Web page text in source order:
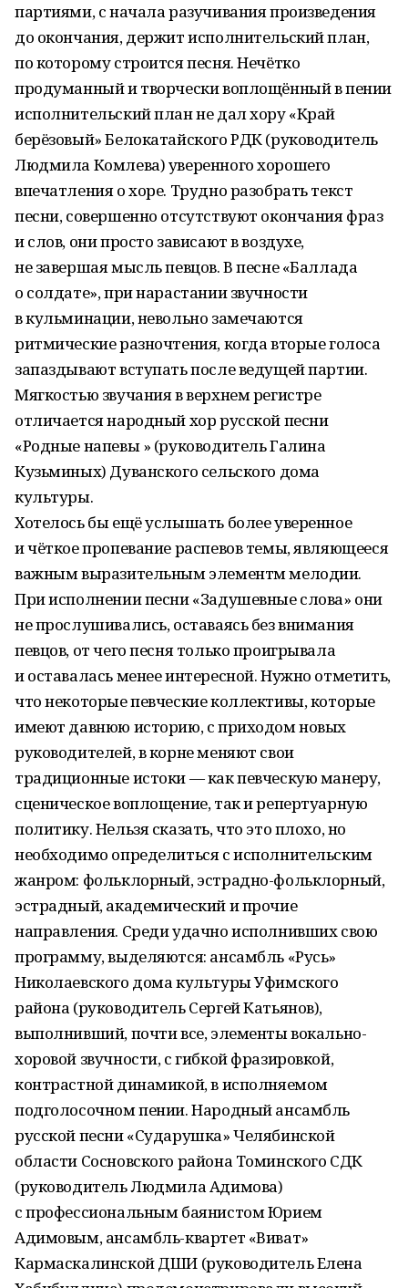
партиями, с начала разучивания произведения
до окончания, держит исполнительский план,
по которому строится песня. Нечётко
продуманный и творчески воплощённый в пении
исполнительский план не дал хору «Край
берёзовый» Белокатайского РДК (руководитель
Людмила Комлева) уверенного хорошего
впечатления о хоре. Трудно разобрать текст
песни, совершенно отсутствуют окончания фраз
и слов, они просто зависают в воздухе,
не завершая мысль певцов. В песне «Баллада
о солдате», при нарастании звучности
в кульминации, невольно замечаются
ритмические разночтения, когда вторые голоса
запаздывают вступать после ведущей партии.
Мягкостью звучания в верхнем регистре
отличается народный хор русской песни
«Родные напевы » (руководитель Галина
Кузьминых) Дуванского сельского дома
культуры.
Хотелось бы ещё услышать более уверенное
и чёткое пропевание распевов темы, являющееся
важным выразительным элементм мелодии.
При исполнении песни «Задушевные слова» они
не прослушивались, оставаясь без внимания
певцов, от чего песня только проигрывала
и оставалась менее интересной. Нужно отметить,
что некоторые певческие коллективы, которые
имеют давнюю историю, с приходом новых
руководителей, в корне меняют свои
традиционные истоки — как певческую манеру,
сценическое воплощение, так и репертуарную
политику. Нельзя сказать, что это плохо, но
необходимо определиться с исполнительским
жанром: фольклорный, эстрадно-фольклорный,
эстрадный, академический и прочие
направления. Среди удачно исполнивших свою
программу, выделяются: ансамбль «Русь»
Николаевского дома культуры Уфимского
района (руководитель Сергей Катьянов),
выполнивший, почти все, элементы вокально-
хоровой звучности, с гибкой фразировкой,
контрастной динамикой, в исполняемом
подголосочном пении. Народный ансамбль
русской песни «Сударушка» Челябинской
области Сосновского района Томинского СДК
(руководитель Людмила Адимова)
с профессиональным баянистом Юрием
Адимовым, ансамбль-квартет «Виват»
Кармаскалинской ДШИ (руководитель Елена